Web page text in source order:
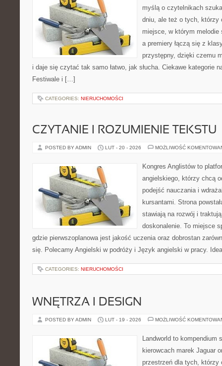
myślą o czytelnikach
dniu, ale też o tych, którzy
miejsce, w którym
a premiery łączą się z
przystępny, dzięki czemu
i daje się czytać tak samo łatwo, jak słucha. Ciekawe kategorie
Festiwale i […]
CATEGORIES: NIERUCHOMOŚCI
CZYTANIE I ROZUMIENIE TEKSTU
POSTED BY ADMIN LUT - 20 - 2026 MOŻLIWOŚĆ
Kongres Anglistów to
angielskiego, którzy chcą
podejść nauczania i
kursantami. Strona
stawiają na rozwój i
doskonalenie. To miejsce
gdzie pierwszoplanowa jest jakość uczenia oraz dobrostan
się. Polecamy Angielski w podróży i Język angielski w pracy.
CATEGORIES: NIERUCHOMOŚCI
WNĘTRZA I DESIGN
POSTED BY ADMIN LUT - 19 - 2026 MOŻLIWOŚĆ
Landworld to kompendium
kierowcach marek Jaguar
przestrzeń dla tych, którzy